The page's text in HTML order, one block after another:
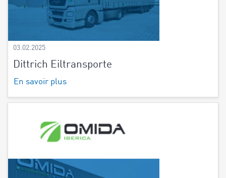
03.02.2025
Dittrich Eiltransporte
En savoir plus